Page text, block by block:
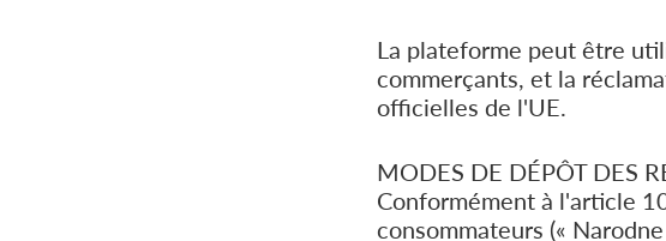
La plateforme peut être
commerçants, et la
officielles de l'UE.
MODES DE DÉPÔT DES
Conformément à l'article
consommateurs («